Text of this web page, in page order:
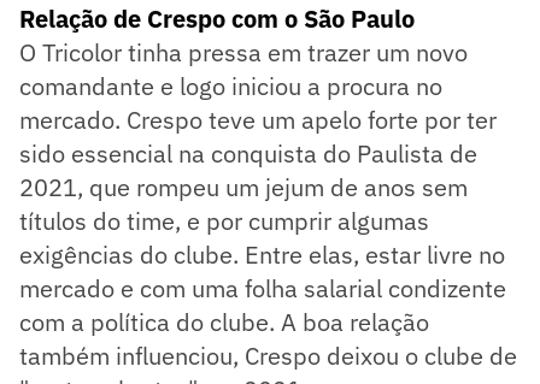
Relação de Crespo com o São Paulo
O Tricolor tinha pressa em trazer um novo
comandante e logo iniciou a procura no
mercado. Crespo teve um apelo forte por ter
sido essencial na conquista do Paulista de
2021, que rompeu um jejum de anos sem
títulos do time, e por cumprir algumas
exigências do clube. Entre elas, estar livre no
mercado e com uma folha salarial condizente
com a política do clube. A boa relação
também influenciou, Crespo deixou o clube de